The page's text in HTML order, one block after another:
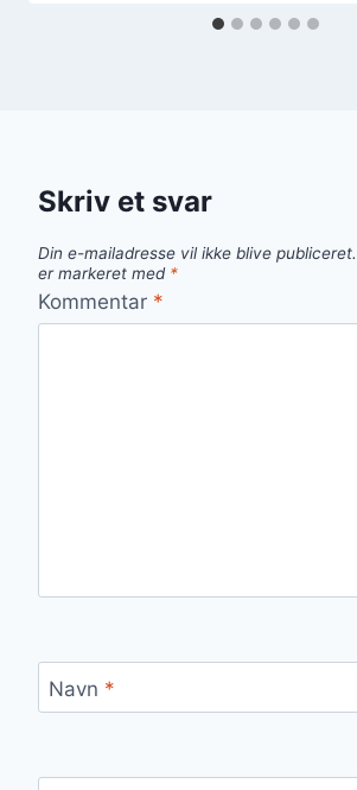
Skriv et svar
Din e-mailadresse vil ikke blive publiceret.
er markeret med *
Kommentar *
Navn *